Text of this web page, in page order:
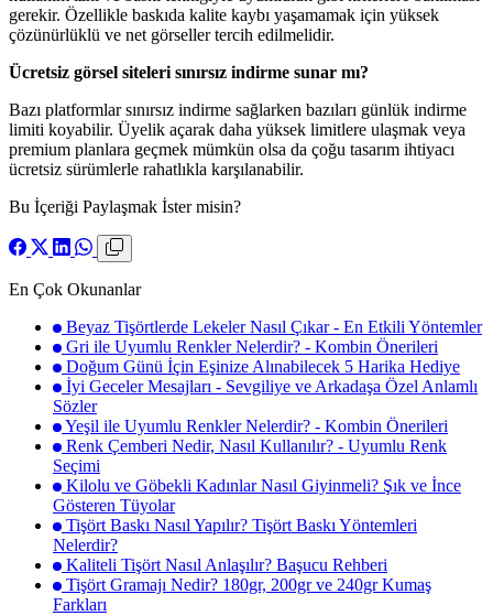
gerekir. Özellikle baskıda kalite kaybı yaşamamak için yüksek
çözünürlüklü ve net görseller tercih edilmelidir.
Ücretsiz görsel siteleri sınırsız indirme sunar mı?
Bazı platformlar sınırsız indirme sağlarken bazıları günlük indirme
limiti koyabilir. Üyelik açarak daha yüksek limitlere ulaşmak veya
premium planlara geçmek mümkün olsa da çoğu tasarım ihtiyacı
ücretsiz sürümlerle rahatlıkla karşılanabilir.
Bu İçeriği Paylaşmak İster misin?
En Çok Okunanlar
Beyaz Tişörtlerde Lekeler Nasıl Çıkar - En Etkili Yöntemler
Gri ile Uyumlu Renkler Nelerdir? - Kombin Önerileri
Doğum Günü İçin Eşinize Alınabilecek 5 Harika Hediye
İyi Geceler Mesajları - Sevgiliye ve Arkadaşa Özel Anlamlı
Sözler
Yeşil ile Uyumlu Renkler Nelerdir? - Kombin Önerileri
Renk Çemberi Nedir, Nasıl Kullanılır? - Uyumlu Renk
Seçimi
Kilolu ve Göbekli Kadınlar Nasıl Giyinmeli? Şık ve İnce
Gösteren Tüyolar
Tişört Baskı Nasıl Yapılır? Tişört Baskı Yöntemleri
Nelerdir?
Kaliteli Tişört Nasıl Anlaşılır? Başucu Rehberi
Tişört Gramajı Nedir? 180gr, 200gr ve 240gr Kumaş
Farkları